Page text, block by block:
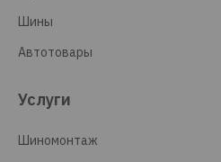
Шины
Автотовары
Услуги
Шиномонтаж